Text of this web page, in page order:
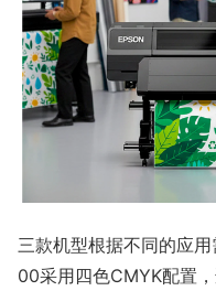
三款机型根据不同的应
00采用四色CMYK配置